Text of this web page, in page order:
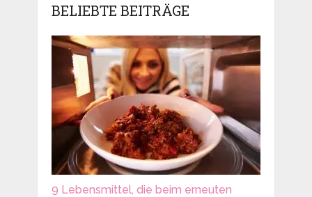
BELIEBTE BEITRÄGE
9 Lebensmittel, die beim erneuten